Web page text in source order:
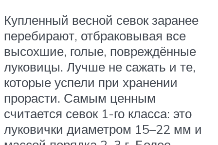
Купленный весной севок заранее
перебирают, отбраковывая все
высохшие, голые, повреждённые
луковицы. Лучше не сажать и те,
которые успели при хранении
прорасти. Самым ценным
считается севок 1-го класса: это
луковички диаметром 15–22 мм и